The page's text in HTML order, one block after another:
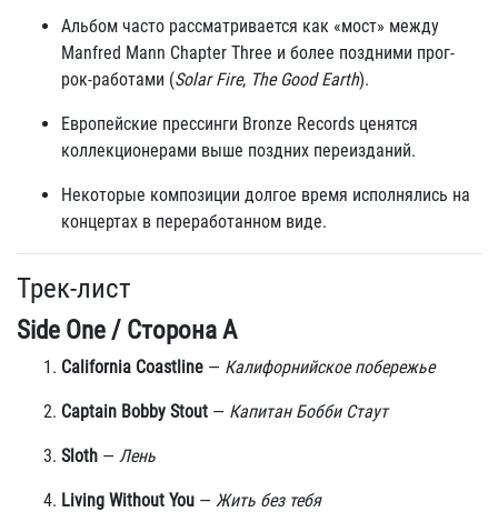
Альбом часто рассматривается как «мост» между
Manfred Mann Chapter Three и более поздними прог-
рок-работами (Solar Fire, The Good Earth).
Европейские прессинги Bronze Records ценятся
коллекционерами выше поздних переизданий.
Некоторые композиции долгое время исполнялись на
концертах в переработанном виде.
Трек-лист
Side One / Сторона A
California Coastline — Калифорнийское побережье
Captain Bobby Stout — Капитан Бобби Стаут
Sloth — Лень
Living Without You — Жить без тебя